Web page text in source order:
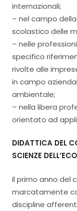
internazionali;
– nel campo
scolastico delle
– nelle
specifico
rivolte alle
in campo
ambientale;
– nella libera
orientato ad
DIDATTICA DEL
SCIENZE
Il primo anno del
marcatamente
discipline